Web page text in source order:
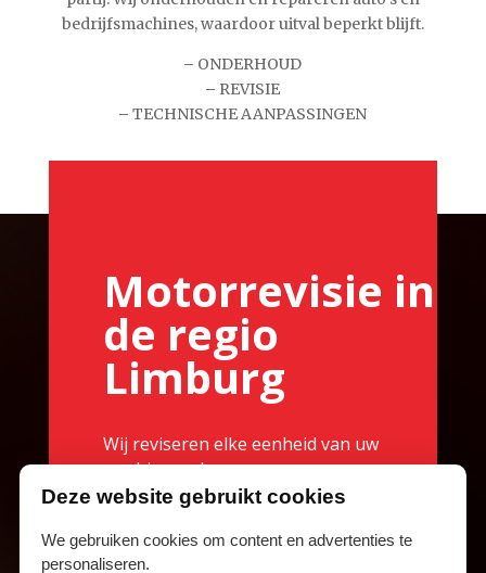
bedrijfsmachines, waardoor uitval beperkt blijft.
– ONDERHOUD
– REVISIE
– TECHNISCHE AANPASSINGEN
Motorrevisie in
de regio
Limburg
Wij reviseren elke eenheid van uw
machinepark waar een
verbrandingsmotor in zit. Zo
transportbedrijven, autodealers,
Deze website gebruikt cookies
We gebruiken cookies om content en advertenties te
personaliseren.